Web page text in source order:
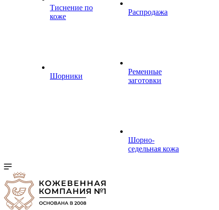
Тиснение по
коже
Шорники
Распродажа
Ременные
заготовки
Шорно-
седельная кожа